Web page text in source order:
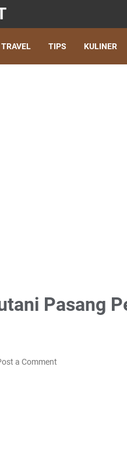
TRAVEL TIPS KULINER
Pasang
a Comment